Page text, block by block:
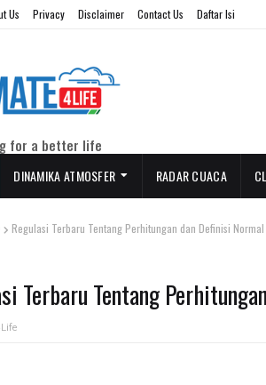
Us Privacy Disclaimer Contact Us Daftar Isi
for a better life
DINAMIKA ATMOSFER RADAR CUACA
Regulasi Terbaru Tentang Perhitungan dan Definisi
Terbaru Tentang